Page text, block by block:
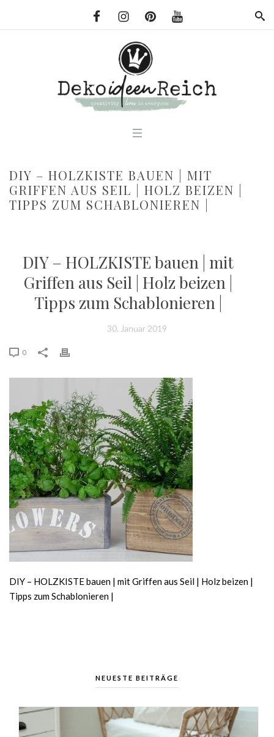
DIY – HOLZKISTE BAUEN | MIT
GRIFFEN AUS SEIL | HOLZ BEIZEN |
TIPPS ZUM SCHABLONIEREN |
DIY – HOLZKISTE bauen | mit
Griffen aus Seil | Holz beizen |
Tipps zum Schablonieren |
30. Januar 2019
0
DIY – HOLZKISTE bauen | mit Griffen aus Seil | Holz beizen |
Tipps zum Schablonieren |
NEUESTE BEITRÄGE